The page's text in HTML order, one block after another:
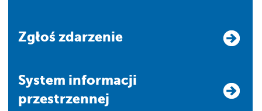
Zgłoś zdarzenie
system informacji
przestrzennej